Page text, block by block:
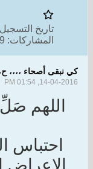
تاريخ
المشاركات:
كي نبقى أصحاء ،،،،
14-04-2016, 01:54 PM
اللهم
احتباس
الإعراض